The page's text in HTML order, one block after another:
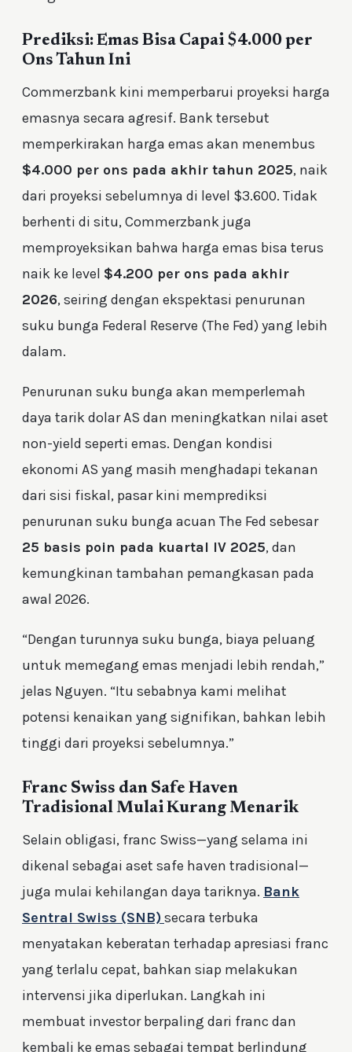
Prediksi: Emas Bisa Capai $4.000 per
Ons Tahun Ini
Commerzbank kini memperbarui proyeksi harga
emasnya secara agresif. Bank tersebut
memperkirakan harga emas akan menembus
$4.000 per ons pada akhir tahun 2025, naik
dari proyeksi sebelumnya di level $3.600. Tidak
berhenti di situ, Commerzbank juga
memproyeksikan bahwa harga emas bisa terus
naik ke level $4.200 per ons pada akhir
2026, seiring dengan ekspektasi penurunan
suku bunga Federal Reserve (The Fed) yang lebih
dalam.
Penurunan suku bunga akan memperlemah
daya tarik dolar AS dan meningkatkan nilai aset
non-yield seperti emas. Dengan kondisi
ekonomi AS yang masih menghadapi tekanan
dari sisi fiskal, pasar kini memprediksi
penurunan suku bunga acuan The Fed sebesar
25 basis poin pada kuartal IV 2025, dan
kemungkinan tambahan pemangkasan pada
awal 2026.
“Dengan turunnya suku bunga, biaya peluang
untuk memegang emas menjadi lebih rendah,”
jelas Nguyen. “Itu sebabnya kami melihat
potensi kenaikan yang signifikan, bahkan lebih
tinggi dari proyeksi sebelumnya.”
Franc Swiss dan Safe Haven
Tradisional Mulai Kurang Menarik
Selain obligasi, franc Swiss—yang selama ini
dikenal sebagai aset safe haven tradisional—
juga mulai kehilangan daya tariknya. Bank
Sentral Swiss (SNB)secara terbuka
menyatakan keberatan terhadap apresiasi franc
yang terlalu cepat, bahkan siap melakukan
intervensi jika diperlukan. Langkah ini
membuat investor berpaling dari franc dan
kembali ke emas sebagai tempat berlindung